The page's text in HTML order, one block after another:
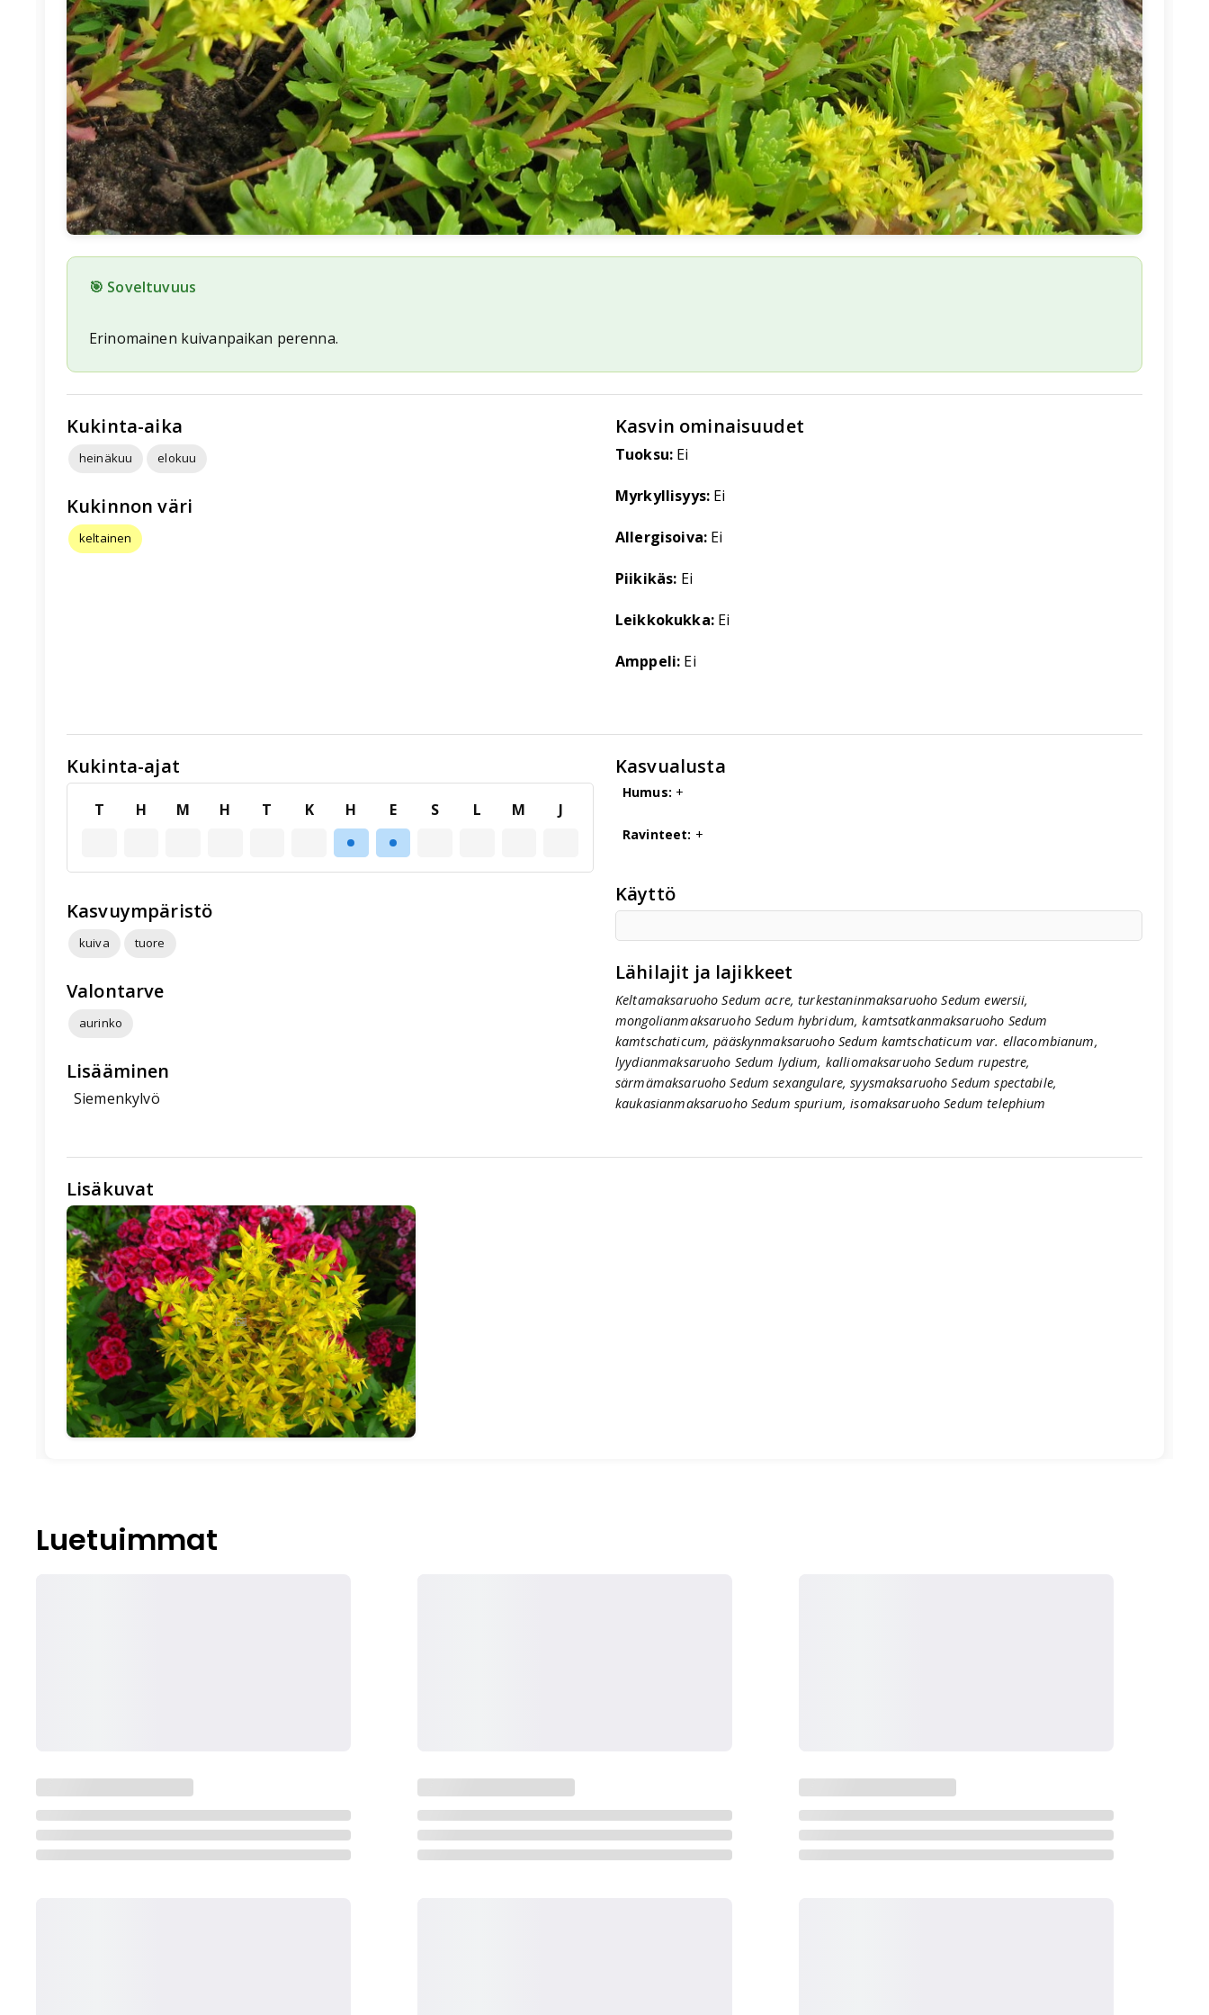
🎯 Soveltuvuus
Erinomainen kuivanpaikan perenna.
Kukinta-aika
heinäkuu elokuu
Kukinnon väri
keltainen
Kasvin ominaisuudet
Tuoksu: Ei
Myrkyllisyys: Ei
Allergisoiva: Ei
Piikikäs: Ei
Leikkokukka: Ei
Amppeli: Ei
Kukinta-ajat
T H M H T K H E S L M J
Kasvuympäristö
kuiva tuore
Valontarve
aurinko
Lisääminen
Siemenkylvö
Kasvualusta
Humus: +
Ravinteet: +
Käyttö
Lähilajit ja lajikkeet
Keltamaksaruoho Sedum acre, turkestaninmaksaruoho Sedum ewersii,
mongolianmaksaruoho Sedum hybridum, kamtsatkanmaksaruoho Sedum
kamtschaticum, pääskynmaksaruoho Sedum kamtschaticum var. ellacombianum,
lyydianmaksaruoho Sedum lydium, kalliomaksaruoho Sedum rupestre,
särmämaksaruoho Sedum sexangulare, syysmaksaruoho Sedum spectabile,
kaukasianmaksaruoho Sedum spurium, isomaksaruoho Sedum telephium
Lisäkuvat
🖼️
Luetuimmat